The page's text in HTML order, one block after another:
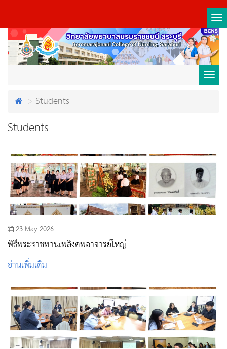
Students
Students
23 May 2026
พิธีพระราชทานเพลิงศพอาจารย์ใหญ่
อ่านเพิ่มเติม